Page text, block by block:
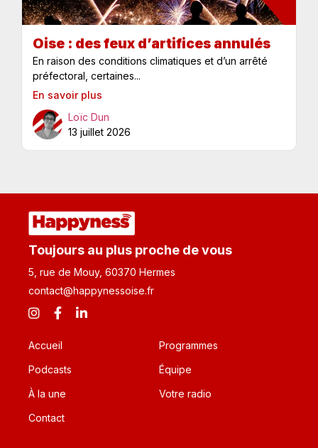
Oise : des feux d’artifices annulés
En raison des conditions climatiques et d’un arrêté
préfectoral, certaines...
En savoir plus
Loïc Dun
13 juillet 2026
Toujours au plus proche de vous
5, rue de Mouy, 60370 Hermes
contact@happynessoise.fr
Accueil
Programmes
Podcasts
Équipe
À la une
Votre radio
Contact